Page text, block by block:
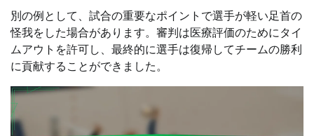
別の例として、試合の重要なポイントで選手が軽い足首の
怪我をした場合があります。審判は医療評価のためにタイ
ムアウトを許可し、最終的に選手は復帰してチームの勝利
に貢献することができました。